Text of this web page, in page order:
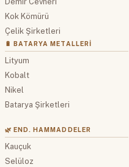
Kok Kömürü
Çelik Şirketleri
🔋 BATARYA METALLERI
Lityum
Kobalt
Nikel
Batarya Şirketleri
🌿 END. HAMMADDELER
Kauçuk
Selüloz